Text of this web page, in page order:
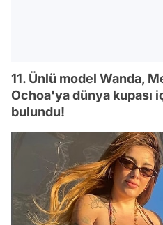
11. Ünlü model Wanda,
Ochoa'ya dünya kupası
bulundu!